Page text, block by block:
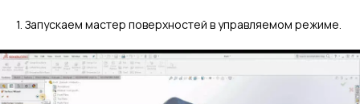
1. Запускаем мастер поверхностей в управляемом режиме.